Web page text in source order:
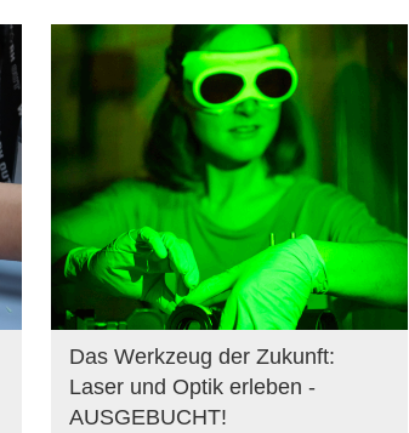
Das Werkzeug der Zukunft:
Laser und Optik erleben -
AUSGEBUCHT!